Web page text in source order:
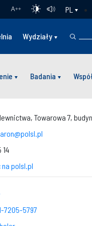
A++ PL
Wydziały
Badania
Towarowa 7,
14
polsl.pl
7205-5797